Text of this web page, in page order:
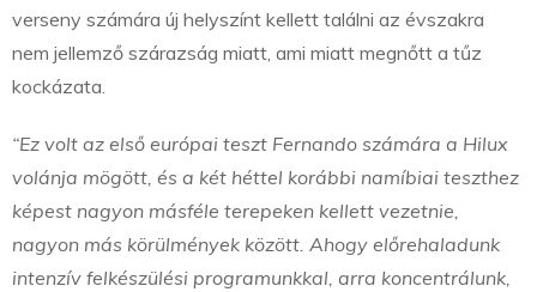
verseny számára új helyszínt kellett találni az évszakra
nem jellemző szárazság miatt, ami miatt megnőtt a tűz
kockázata.
“Ez volt az első európai teszt Fernando számára a Hilux
volánja mögött, és a két héttel korábbi namíbiai teszthez
képest nagyon másféle terepeken kellett vezetnie,
nagyon más körülmények között. Ahogy előrehaladunk
intenzív felkészülési programunkkal, arra koncentrálunk,